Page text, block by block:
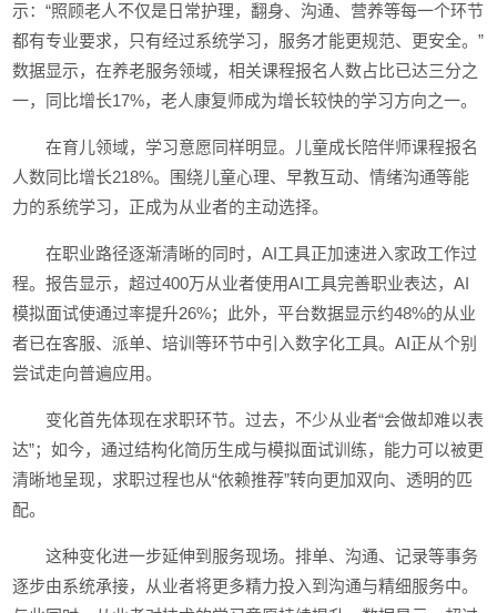
示：“照顾老人不仅是日常护理，翻身、沟通、营养等每一个环节
都有专业要求，只有经过系统学习，服务才能更规范、更安全。”
数据显示，在养老服务领域，相关课程报名人数占比已达三分之
一，同比增长17%，老人康复师成为增长较快的学习方向之一。
在育儿领域，学习意愿同样明显。儿童成长陪伴师课程报名
人数同比增长218%。围绕儿童心理、早教互动、情绪沟通等能
力的系统学习，正成为从业者的主动选择。
在职业路径逐渐清晰的同时，AI工具正加速进入家政工作过
程。报告显示，超过400万从业者使用AI工具完善职业表达，AI
模拟面试使通过率提升26%；此外，平台数据显示约48%的从业
者已在客服、派单、培训等环节中引入数字化工具。AI正从个别
尝试走向普遍应用。
变化首先体现在求职环节。过去，不少从业者“会做却难以表
达”；如今，通过结构化简历生成与模拟面试训练，能力可以被更
清晰地呈现，求职过程也从“依赖推荐”转向更加双向、透明的匹
配。
这种变化进一步延伸到服务现场。排单、沟通、记录等事务
逐步由系统承接，从业者将更多精力投入到沟通与精细服务中。